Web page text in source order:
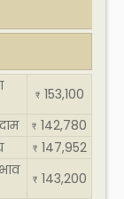
₹ 153,100
₹ 142,780
₹ 147,952
₹ 143,200